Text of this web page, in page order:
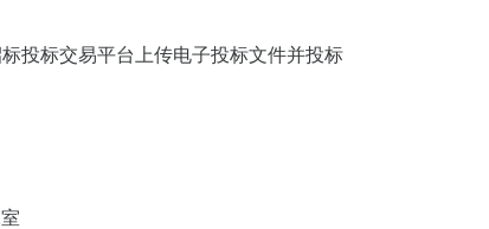
投标交易平台上传电子投标文件并投标